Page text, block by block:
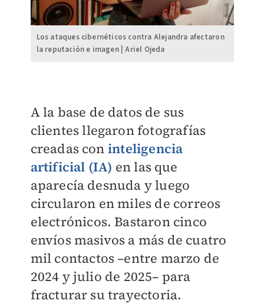
Los ataques cibernéticos contra Alejandra afectaron
la reputación e imagen | Ariel Ojeda
A la base de datos de sus
clientes llegaron fotografías
creadas con inteligencia
artificial (IA) en las que
aparecía desnuda y luego
circularon en miles de correos
electrónicos. Bastaron cinco
envíos masivos a más de cuatro
mil contactos –entre marzo de
2024 y julio de 2025– para
fracturar su trayectoria.